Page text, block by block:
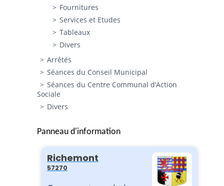
Fournitures
Services et Etudes
Tableaux
Divers
Arrêtés
Séances du Conseil Municipal
Séances du Centre Communal d’Action
Sociale
Divers
Panneau d'information